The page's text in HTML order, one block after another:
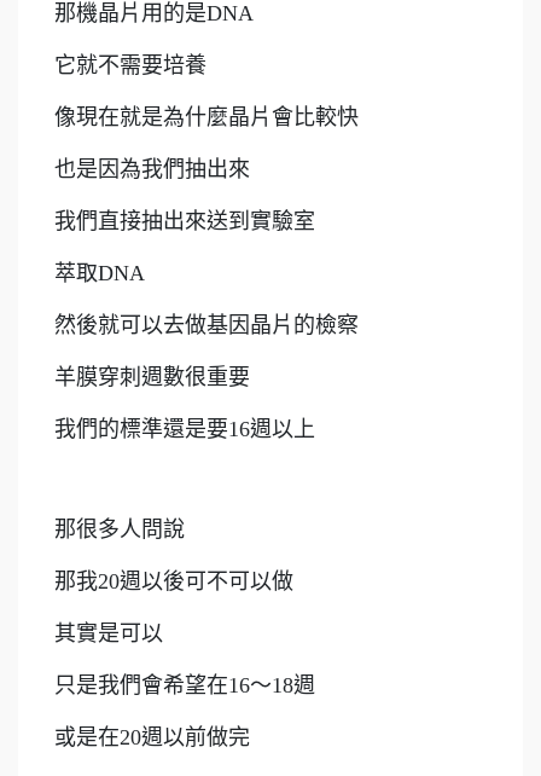
那機晶片用的是DNA
它就不需要培養
像現在就是為什麼晶片會比較快
也是因為我們抽出來
我們直接抽出來送到實驗室
萃取DNA
然後就可以去做基因晶片的檢察
羊膜穿刺週數很重要
我們的標準還是要16週以上
那很多人問說
那我20週以後可不可以做
其實是可以
只是我們會希望在16～18週
或是在20週以前做完